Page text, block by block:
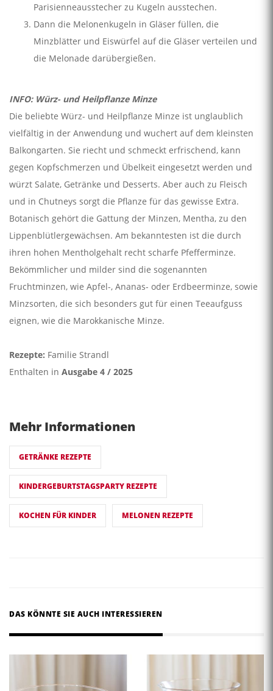
Parisienneausstecher zu Kugeln ausstechen.
Dann die Melonenkugeln in Gläser füllen, die
Minzblätter und Eiswürfel auf die Gläser verteilen und
die Melonade darübergießen.
INFO: Würz- und Heilpflanze Minze
Die beliebte Würz- und Heilpflanze Minze ist unglaublich
vielfältig in der Anwendung und wuchert auf dem kleinsten
Balkongarten. Sie riecht und schmeckt erfrischend, kann
gegen Kopfschmerzen und Übelkeit eingesetzt werden und
würzt Salate, Getränke und Desserts. Aber auch zu Fleisch
und in Chutneys sorgt die Pflanze für das gewisse Extra.
Botanisch gehört die Gattung der Minzen, Mentha, zu den
Lippenblütlergewächsen. Am bekanntesten ist die durch
ihren hohen Mentholgehalt recht scharfe Pfefferminze.
Bekömmlicher und milder sind die sogenannten
Fruchtminzen, wie Apfel-, Ananas- oder Erdbeerminze, sowie
Minzsorten, die sich besonders gut für einen Teeaufguss
eignen, wie die Marokkanische Minze.
Rezepte: Familie Strandl
Enthalten in Ausgabe 4 / 2025
Mehr Informationen
GETRÄNKE REZEPTE
KINDERGEBURTSTAGSPARTY REZEPTE
KOCHEN FÜR KINDER MELONEN REZEPTE
DAS KÖNNTE SIE AUCH INTERESSIEREN